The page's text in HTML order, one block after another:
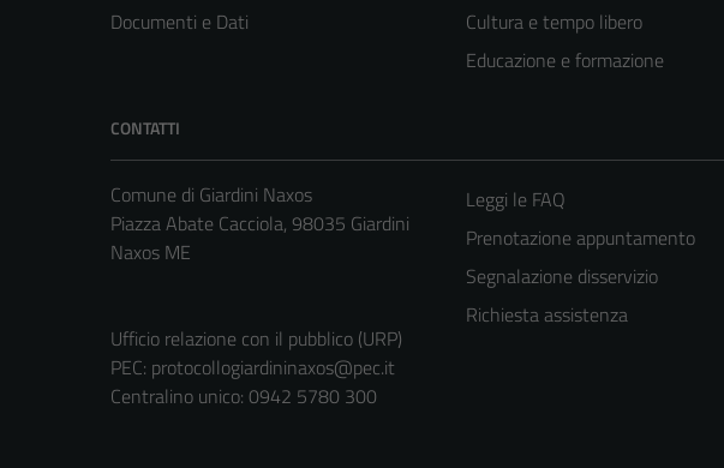
Documenti e Dati
Cultura e tempo libero
Educazione e formazione
CONTATTI
Comune di Giardini Naxos
Piazza Abate Cacciola, 98035 Giardini
Naxos ME
Ufficio relazione con il pubblico (URP)
PEC: protocollogiardininaxos@pec.it
Centralino unico: 0942 5780 300
Leggi le FAQ
Prenotazione appuntamento
Segnalazione disservizio
Richiesta assistenza